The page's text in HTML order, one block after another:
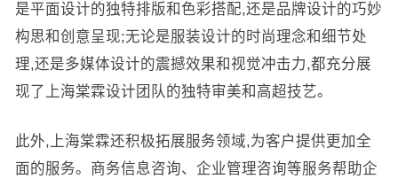
是平面设计的独特排版和色彩搭配,还是品牌设计的巧妙
构思和创意呈现;无论是服装设计的时尚理念和细节处
理,还是多媒体设计的震撼效果和视觉冲击力,都充分展
现了上海棠霖设计团队的独特审美和高超技艺。
此外,上海棠霖还积极拓展服务领域,为客户提供更加全
面的服务。商务信息咨询、企业管理咨询等服务帮助企